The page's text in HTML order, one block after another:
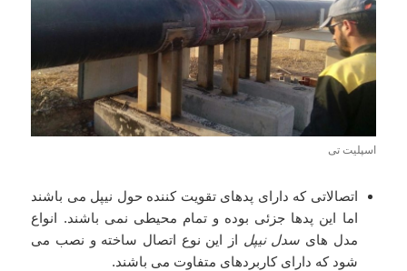
اسپلیت تی
اتصالاتی که دارای پدهای تقویت کننده حول نیپل می باشند
اما این پدها جزئی بوده و تمام محیطی نمی باشند. انواع
مدل های سدل نیپل از این نوع اتصال ساخته و نصب می
شود که دارای کاربردهای متفاوت می باشند.